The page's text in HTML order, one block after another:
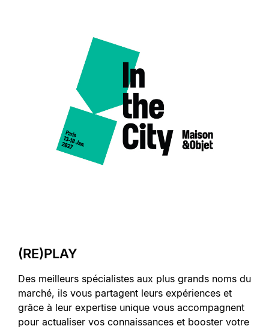
(RE)PLAY
Des meilleurs spécialistes aux plus grands noms du
marché, ils vous partagent leurs expériences et
grâce à leur expertise unique vous accompagnent
pour actualiser vos connaissances et booster votre